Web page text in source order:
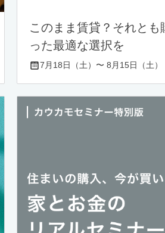
このまま賃貸？それと
った最適な選択を
7月18日（土）〜 8月15日（土